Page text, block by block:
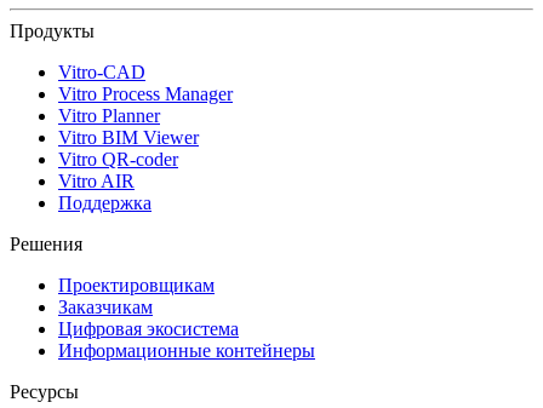
Продукты
Vitro-CAD
Vitro Process Manager
Vitro Planner
Vitro BIM Viewer
Vitro QR-coder
Vitro AIR
Поддержка
Решения
Проектировщикам
Заказчикам
Цифровая экосистема
Информационные контейнеры
Ресурсы